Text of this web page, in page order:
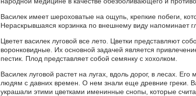
Василек имеет шероховатые на ощупь, крепкие побеги,
Нераскрывшаяся корзинка по внешнему виду напоминает
Цветет василек луговой все лето. Цветки представляют
воронковидные. Их основной задачей является
пестик. Плод представляет собой семянку с хохолком.
Василек луговой растет на лугах, вдоль дорог, в лесах.
людям с давних времен. О нем знали еще древние греки.
украшали этими цветками именинные снопы, которые